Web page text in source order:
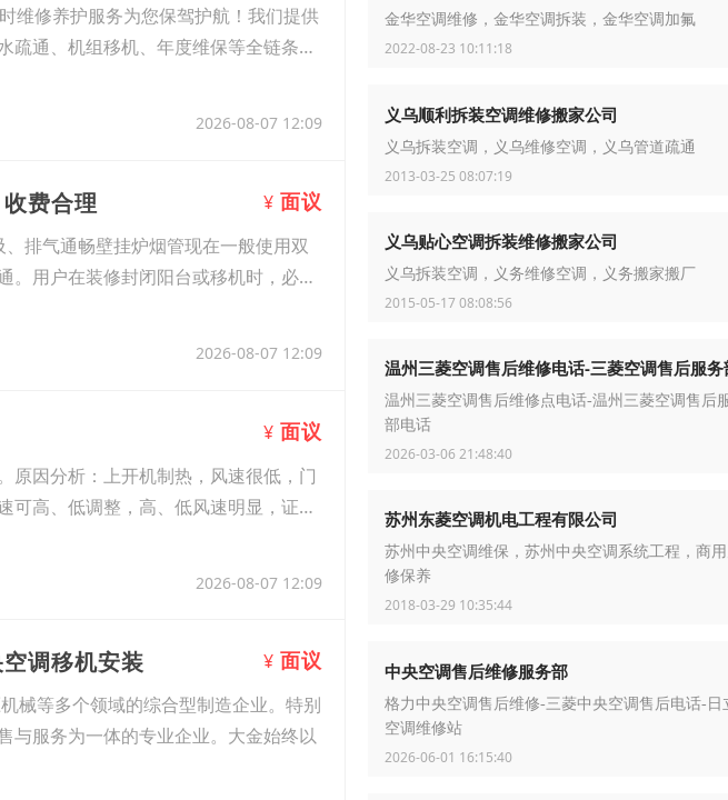
维修养护服务为您保驾护航！我们提供
疏通、机组移机、年度维保等全链条服
2026-08-07 12:09
费合理 ¥ 面议
排气通畅壁挂炉烟管现在一般使用双
。用户在装修封闭阳台或移机时，必须
2026-08-07 12:09
¥ 面议
原因分析：上开机制热，风速很低，门
可高、低调整，高、低风速明显，证明
2026-08-07 12:09
调移机安装 ¥ 面议
械等多个领域的综合型制造企业。特别
与服务为一体的专业企业。大金始终以
金华空调维修，金华空调拆装，金华空调加氟
2022-08-23 10:11:18
义乌顺利拆装空调维修搬家公司
义乌拆装空调，义乌维修空调，义乌管道疏通
2013-03-25 08:07:19
义乌贴心空调拆装维修搬家公司
义乌拆装空调，义务维修空调，义务搬家搬厂
2015-05-17 08:08:56
温州三菱空调售后维修电话-三菱空调售后服
温州三菱空调售后维修点电话-温州三菱空调售后
部电话
2026-03-06 21:48:40
苏州东菱空调机电工程有限公司
苏州中央空调维保，苏州中央空调系统工程，商
修保养
2018-03-29 10:35:44
中央空调售后维修服务部
格力中央空调售后维修-三菱中央空调售后电话-日
空调维修站
2026-06-01 16:15:40